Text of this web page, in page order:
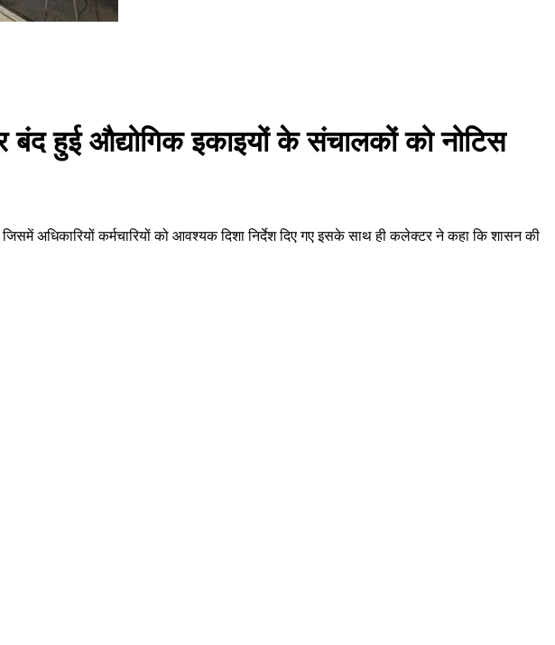
हुई औद्योगिक इकाइयों के संचालकों को नोटिस
अधिकारियों कर्मचारियों को आवश्यक दिशा निर्देश दिए गए इसके साथ ही कलेक्टर ने कहा कि शासन की